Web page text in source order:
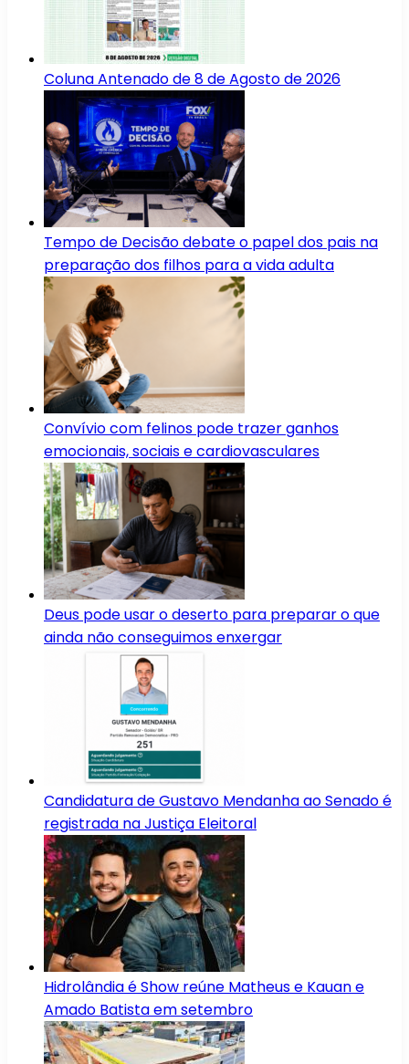
Coluna Antenado de 8 de Agosto de 2026
Tempo de Decisão debate o papel dos pais na
preparação dos filhos para a vida adulta
Convívio com felinos pode trazer ganhos
emocionais, sociais e cardiovasculares
Deus pode usar o deserto para preparar o que
ainda não conseguimos enxergar
Candidatura de Gustavo Mendanha ao Senado é
registrada na Justiça Eleitoral
Hidrolândia é Show reúne Matheus e Kauan e
Amado Batista em setembro